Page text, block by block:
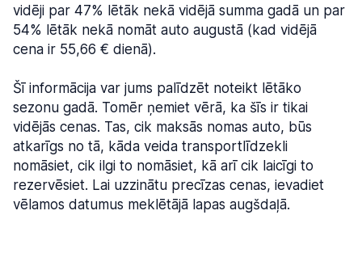
vidēji par 47% lētāk nekā vidējā summa gadā un par
54% lētāk nekā nomāt auto augustā (kad vidējā
cena ir 55,66 € dienā).
Šī informācija var jums palīdzēt noteikt lētāko
sezonu gadā. Tomēr ņemiet vērā, ka šīs ir tikai
vidējās cenas. Tas, cik maksās nomas auto, būs
atkarīgs no tā, kāda veida transportlīdzekli
nomāsiet, cik ilgi to nomāsiet, kā arī cik laicīgi to
rezervēsiet. Lai uzzinātu precīzas cenas, ievadiet
vēlamos datumus meklētājā lapas augšdaļā.